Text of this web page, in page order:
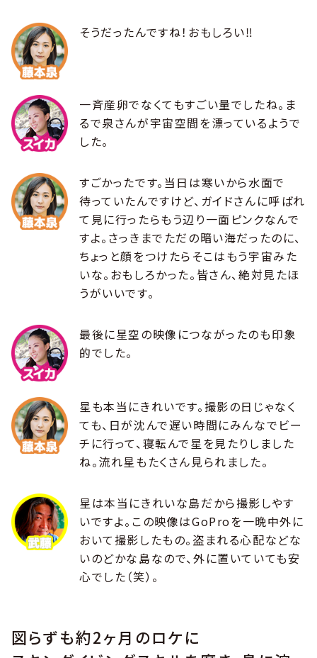
そうだったんですね！おもしろい‼︎
一斉産卵でなくてもすごい量でしたね。ま
るで泉さんが宇宙空間を漂っているようで
した。
すごかったです。当日は寒いから水面で
待っていたんですけど、ガイドさんに呼ばれ
て見に行ったらもう辺り一面ピンクなんで
すよ。さっきまでただの暗い海だったのに、
ちょっと顔をつけたらそこはもう宇宙みた
いな。おもしろかった。皆さん、絶対見たほ
うがいいです。
最後に星空の映像につながったのも印象
的でした。
星も本当にきれいです。撮影の日じゃなく
ても、日が沈んで遅い時間にみんなでビー
チに行って、寝転んで星を見たりしました
ね。流れ星もたくさん見られました。
星は本当にきれいな島だから撮影しやす
いですよ。この映像はGoProを一晩中外に
おいて撮影したもの。盗まれる心配などな
いのどかな島なので、外に置いていても安
心でした（笑）。
図らずも約2ヶ月のロケに